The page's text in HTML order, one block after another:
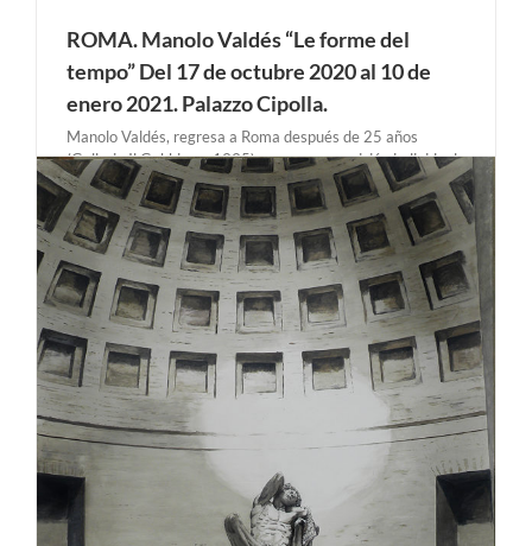
ROMA. Manolo Valdés “Le forme del
tempo” Del 17 de octubre 2020 al 10 de
enero 2021. Palazzo Cipolla.
Manolo Valdés, regresa a Roma después de 25 años
(Galleria Il Gabbiano, 1995), con una exposición individual
titulada Le forme del tempo (Las formas del tiempo)
celebrada en las magníficas salas del Museo di Palazzo
Cipolla comisariada por Gabriele Simongini. Alrededor de
setenta obras [...]